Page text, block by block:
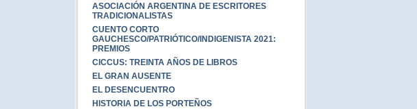
ASOCIACIÓN ARGENTINA DE ESCRITORES
TRADICIONALISTAS
CUENTO CORTO
GAUCHESCO/PATRIÓTICO/INDIGENISTA 2021:
PREMIOS
CICCUS: TREINTA AÑOS DE LIBROS
EL GRAN AUSENTE
EL DESENCUENTRO
HISTORIA DE LOS PORTEÑOS